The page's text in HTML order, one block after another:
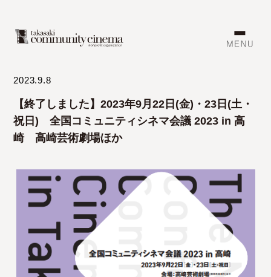
2023.9.8
【終了しました】2023年9月22日(金)・23日(土・
祝日) 全国コミュニティシネマ会議 2023 in 高
崎 高崎芸術劇場ほか